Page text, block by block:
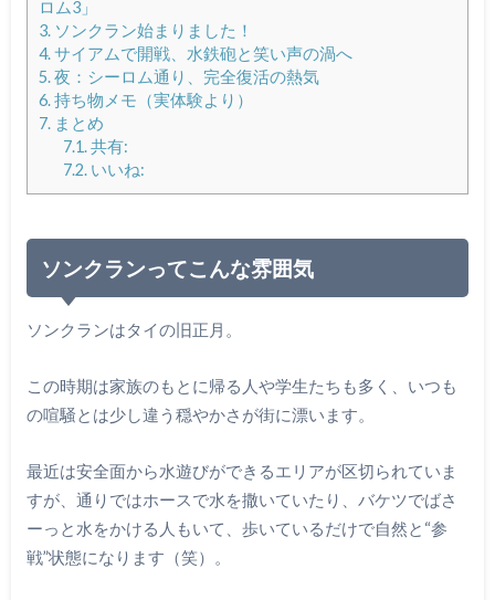
ロム3」
3.ソンクラン始まりました！
4.サイアムで開戦、水鉄砲と笑い声の渦へ
5.夜：シーロム通り、完全復活の熱気
6.持ち物メモ（実体験より）
7.まとめ
7.1.共有:
7.2.いいね:
ソンクランってこんな雰囲気
ソンクランはタイの旧正月。
この時期は家族のもとに帰る人や学生たちも多く、いつも
の喧騒とは少し違う穏やかさが街に漂います。
最近は安全面から水遊びができるエリアが区切られていま
すが、通りではホースで水を撒いていたり、バケツでばさ
ーっと水をかける人もいて、歩いているだけで自然と“参
戦”状態になります（笑）。